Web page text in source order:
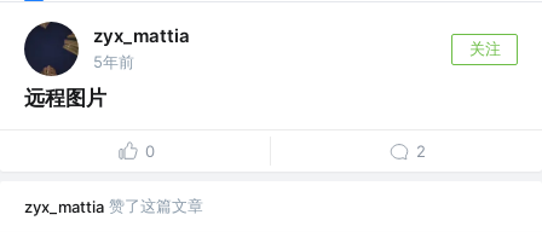
zyx_mattia
5年前
关注
远程图片
0 2
zyx_mattia 赞了这篇文章